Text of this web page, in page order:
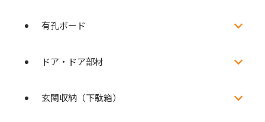
有孔ボード
ドア・ドア部材
玄関収納（下駄箱）